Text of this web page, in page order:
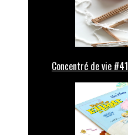
Concentré de vie #41